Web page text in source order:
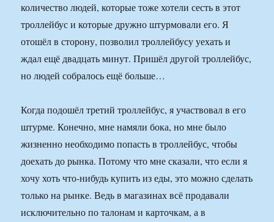
количество людей, которые тоже хотели сесть в этот
троллейбус и которые дружно штурмовали его. Я
отошёл в сторону, позволил троллейбусу уехать и
ждал ещё двадцать минут. Пришёл другой троллейбус,
но людей собралось ещё больше…
Когда подошёл третий троллейбус, я участвовал в его
штурме. Конечно, мне намяли бока, но мне было
жизненно необходимо попасть в троллейбус, чтобы
доехать до рынка. Потому что мне сказали, что если я
хочу хоть что-нибудь купить из еды, это можно сделать
только на рынке. Ведь в магазинах всё продавали
исключительно по талонам и карточкам, а в